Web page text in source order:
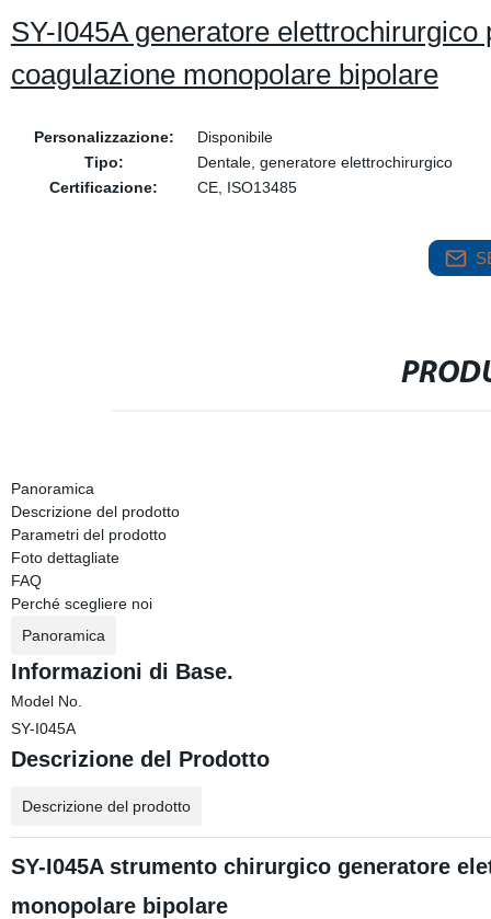
SY-I045A generatore
coagulazione monopolare bipolare
Personalizzazione:
Disponibile
Tipo:
Dentale, generatore elettrochirurgico
Certificazione:
CE, ISO13485
Panoramica
Descrizione del prodotto
Parametri del prodotto
Foto dettagliate
FAQ
Perché scegliere noi
Panoramica
Informazioni di Base.
Model No.
SY-I045A
Descrizione del Prodotto
Descrizione del prodotto
SY-I045A strumento chirurgico generatore
monopolare bipolare